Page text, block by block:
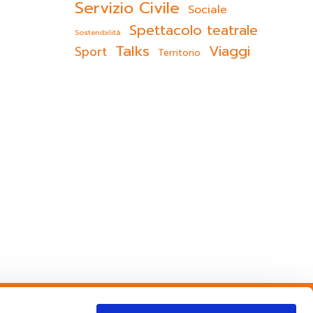
Servizio Civile Sociale
Sostenibilità Spettacolo teatrale
Sport Talks Territorio Viaggi